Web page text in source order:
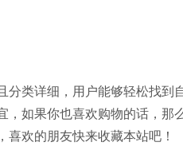
分类详细，用户能够轻松找到
如果你也喜欢购物的话，那
欢的朋友快来收藏本站吧！